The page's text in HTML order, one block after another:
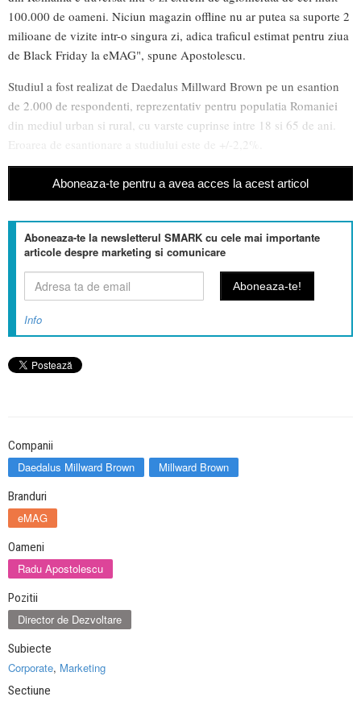
100.000 de oameni. Niciun magazin offline nu ar putea sa suporte 2
milioane de vizite intr-o singura zi, adica traficul estimat pentru ziua
de Black Friday la eMAG", spune Apostolescu.
Studiul a fost realizat de Daedalus Millward Brown pe un esantion
de 2.000 de respondenti, reprezentativ pentru populatia Romaniei
din mediul urban si rural, cu varste cuprinse intre 18 si 65 de ani.
Eroarea de esantionare a studiului este de +/-2,2%.
Aboneaza-te pentru a avea acces la acest articol
Aboneaza-te la newsletterul SMARK cu cele mai importante
articole despre marketing si comunicare
Info
Companii
Daedalus Millward Brown Millward Brown
Branduri
eMAG
Oameni
Radu Apostolescu
Pozitii
Director de Dezvoltare
Subiecte
Corporate, Marketing
Sectiune